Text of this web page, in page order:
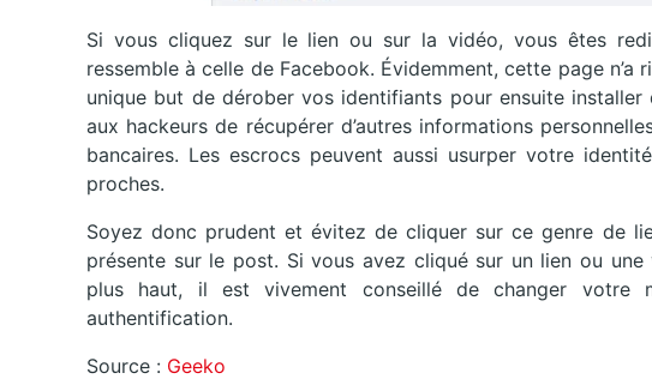
Si vous cliquez sur le lien ou sur la vidéo, vous êtes
ressemble à celle de Facebook. Évidemment, cette page
unique but de dérober vos identifiants pour ensuite
aux hackeurs de récupérer d’autres informations
bancaires. Les escrocs peuvent aussi usurper votre
proches.
Soyez donc prudent et évitez de cliquer sur ce genre de
présente sur le post. Si vous avez cliqué sur un lien ou
plus haut, il est vivement conseillé de changer votre
authentification.
Source : Geeko